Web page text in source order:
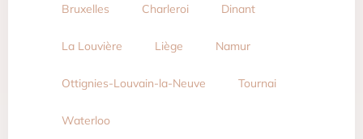
Bruxelles Charleroi Dinant
La Louvière Liège Namur
Ottignies-Louvain-la-Neuve Tournai
Waterloo